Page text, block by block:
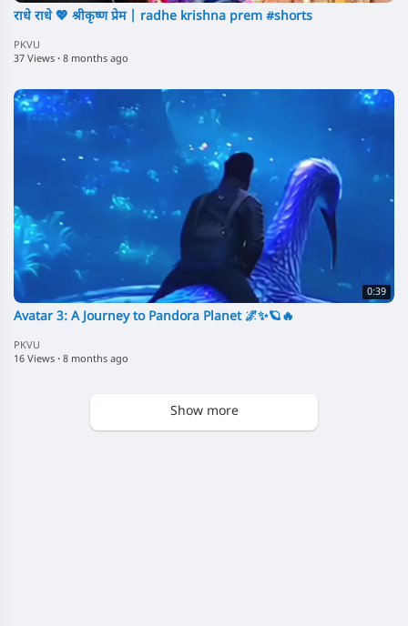
राधे राधे 💖 श्रीकृष्ण प्रेम | radhe krishna prem #shorts
PKVU
37 Views · 8 months ago
0:39
Avatar 3: A Journey to Pandora Planet 🌌✨🪐🔥
PKVU
16 Views · 8 months ago
Show more